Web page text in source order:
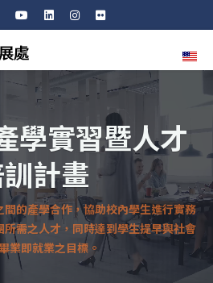
選擇
學實習暨人才
計畫
的產學合作，協助校內學生進行實務
需之人才，同時達到學生提早與社會
業即就業之目標。